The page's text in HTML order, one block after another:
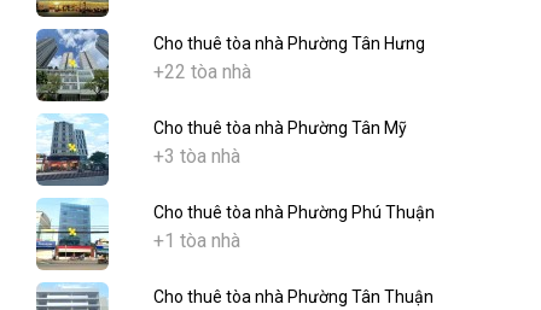
Cho thuê tòa nhà Phường Tân Hưng
+22 tòa nhà
Cho thuê tòa nhà Phường Tân Mỹ
+3 tòa nhà
Cho thuê tòa nhà Phường Phú Thuận
+1 tòa nhà
Cho thuê tòa nhà Phường Tân Thuận